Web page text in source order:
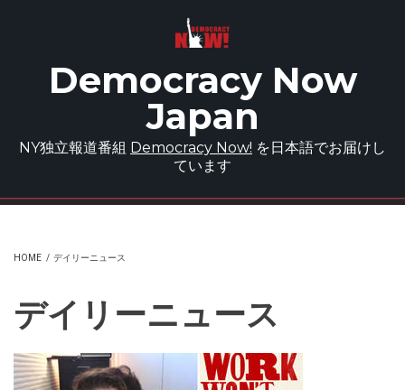
Democracy Now
Japan
NY独立報道番組 Democracy Now! を日本語でお届けし
ています
HOME / デイリーニュース
デイリーニュース